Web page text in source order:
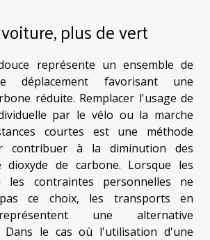
plus de vert
représente un ensemble de
déplacement favorisant une
réduite. Remplacer l'usage de
par le vélo ou la marche
courtes est une méthode
contribuer à la diminution des
dioxyde de carbone. Lorsque les
les contraintes personnelles ne
ce choix, les transports en
une alternative
Dans le cas où l'utilisation d'une